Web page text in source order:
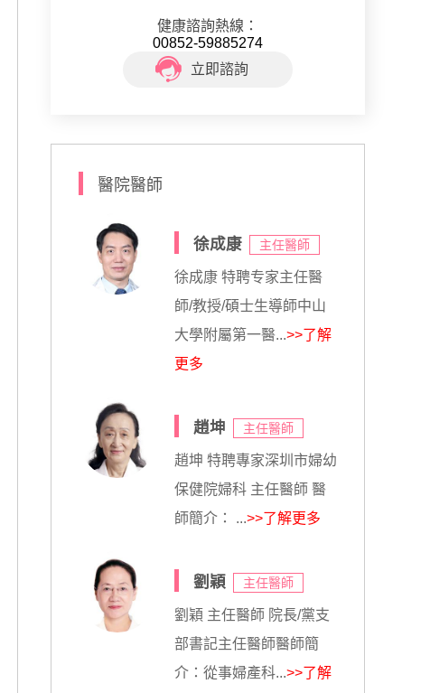
健康諮詢熱線：
00852-59885274
立即諮詢
醫院醫師
徐成康 主任醫師
徐成康 特聘专家主任醫
師/教授/碩士生導師中山
大學附屬第一醫...>>了解
更多
趙坤 主任醫師
趙坤 特聘專家深圳市婦幼
保健院婦科 主任醫師 醫
師簡介： ...>>了解更多
劉穎 主任醫師
劉穎 主任醫師 院長/黨支
部書記主任醫師醫師簡
介：從事婦產科...>>了解